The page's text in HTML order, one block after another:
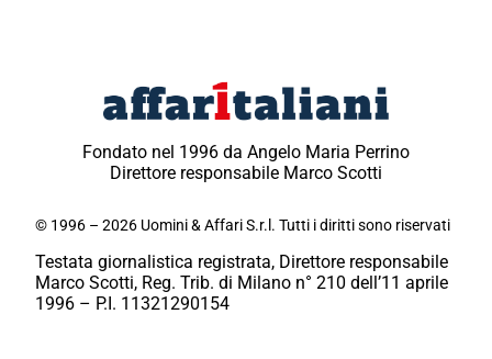
Fondato nel 1996 da Angelo Maria Perrino
Direttore responsabile Marco Scotti
© 1996 – 2026 Uomini & Affari S.r.l. Tutti i diritti sono riservati
Testata giornalistica registrata, Direttore responsabile
Marco Scotti, Reg. Trib. di Milano n° 210 dell’11 aprile
1996 – P.I. 11321290154